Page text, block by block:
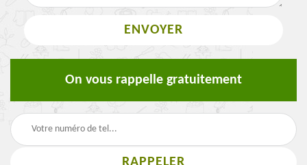
On vous rappelle gratuitement